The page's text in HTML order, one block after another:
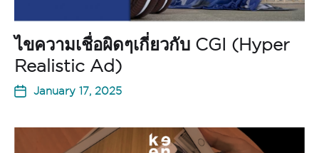
ไขความเชื่อผิดๆเกี่ยวกับ CGI (Hyper
Realistic Ad)
January 17, 2025